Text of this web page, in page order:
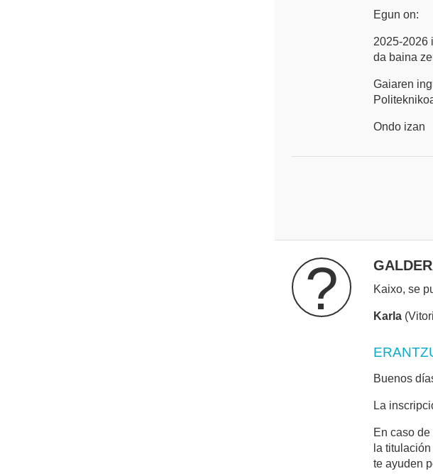
Egun on:
2025-2026
da baina
Gaiaren
Ondo izan
? Kaixo, se
Karla
Buenos
La
En caso
la
te ayuden